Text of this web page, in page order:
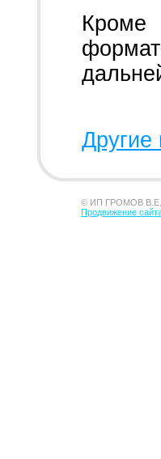
Кроме
Другие
© ИП ГРОМОВ
Продвижение